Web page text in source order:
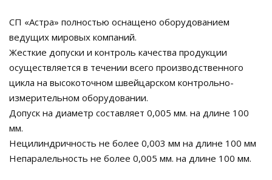
СП «Астра» полностью оснащено оборудованием
ведущих мировых компаний.
Жесткие допуски и контроль качества продукции
осуществляется в течении всего производственного
цикла на высокоточном швейцарском контрольно-
измерительном оборудовании.
Допуск на диаметр составляет 0,005 мм. на длине 100
мм.
Нецилиндричность не более 0,003 мм на длине 100 мм
Непаралельность не более 0,005 мм. на длине 100 мм.